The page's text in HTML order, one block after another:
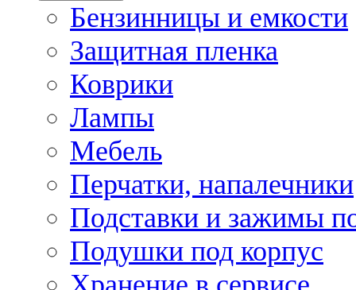
Бензинницы и емкости
Защитная пленка
Коврики
Лампы
Мебель
Перчатки, напалечники
Подставки и зажимы
Подушки под корпус